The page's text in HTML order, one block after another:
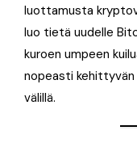
luottamusta
luo tietä uudelle
kuroen umpeen
nopeasti kehittyvän
välillä.